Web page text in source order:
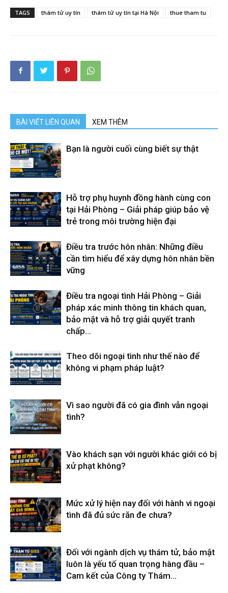
TAGS thám tử uy tín thám tử uy tín tại Hà Nội thue tham tu
BÀI VIẾT LIÊN QUAN XEM THÊM
Bạn là người cuối cùng biết sự thật
Hỗ trợ phụ huynh đồng hành cùng con
tại Hải Phòng – Giải pháp giúp bảo vệ
trẻ trong môi trường hiện đại
Điều tra trước hôn nhân: Những điều
cần tìm hiểu để xây dựng hôn nhân bền
vững
Điều tra ngoại tình Hải Phòng – Giải
pháp xác minh thông tin khách quan,
bảo mật và hỗ trợ giải quyết tranh
chấp...
Theo dõi ngoại tình như thế nào để
không vi phạm pháp luật?
Vì sao người đã có gia đình vẫn ngoại
tình?
Vào khách sạn với người khác giới có bị
xử phạt không?
Mức xử lý hiện nay đối với hành vi ngoại
tình đã đủ sức răn đe chưa?
Đối với ngành dịch vụ thám tử, bảo mật
luôn là yếu tố quan trọng hàng đầu –
Cam kết của Công ty Thám...